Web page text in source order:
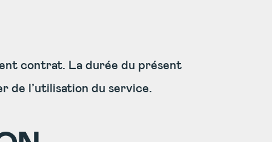
contrat. La durée du présent
de l’utilisation du service.